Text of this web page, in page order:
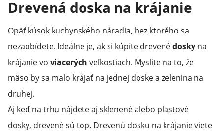
Drevená doska na krájanie
Opäť kúsok kuchynského náradia, bez ktorého sa
nezaobídete. Ideálne je, ak si kúpite drevenédosky na
krájanie vo viacerých veľkostiach. Myslite na to, že
mäso by sa malo krájať na jednej doske a zelenina na
druhej.
Aj keď na trhu nájdete aj sklenené alebo plastové
dosky, drevené sú top. Drevenú dosku na krájanie viete